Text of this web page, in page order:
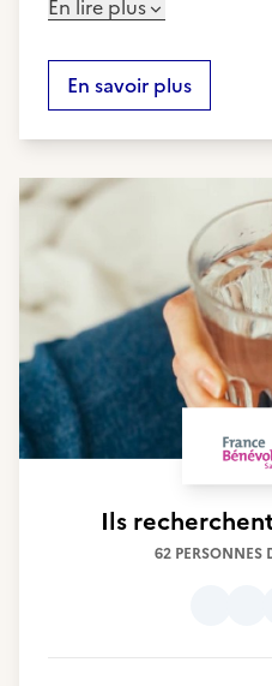
En lire plus
En savoir plus
Ils
62 PERSONNES